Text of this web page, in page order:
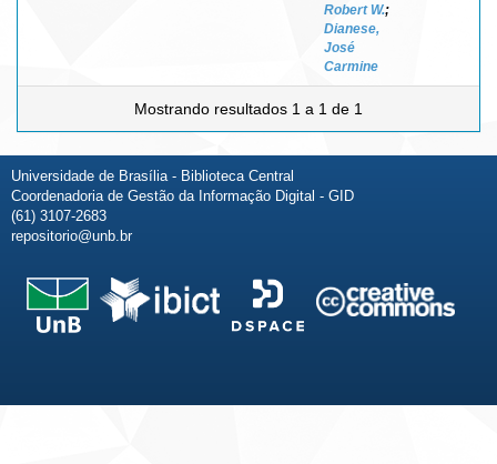
Robert W.;
Dianese,
José
Carmine
Mostrando resultados 1 a 1 de 1
Universidade de Brasília - Biblioteca Central
Coordenadoria de Gestão da Informação Digital - GID
(61) 3107-2683
repositorio@unb.br